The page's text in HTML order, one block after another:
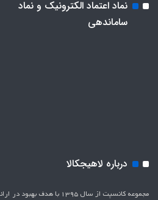
نماد اعتماد الکترونیک و نماد
ساماندهی
درباره لاهیجکالا
مجموعه کانسپت از سال 1395